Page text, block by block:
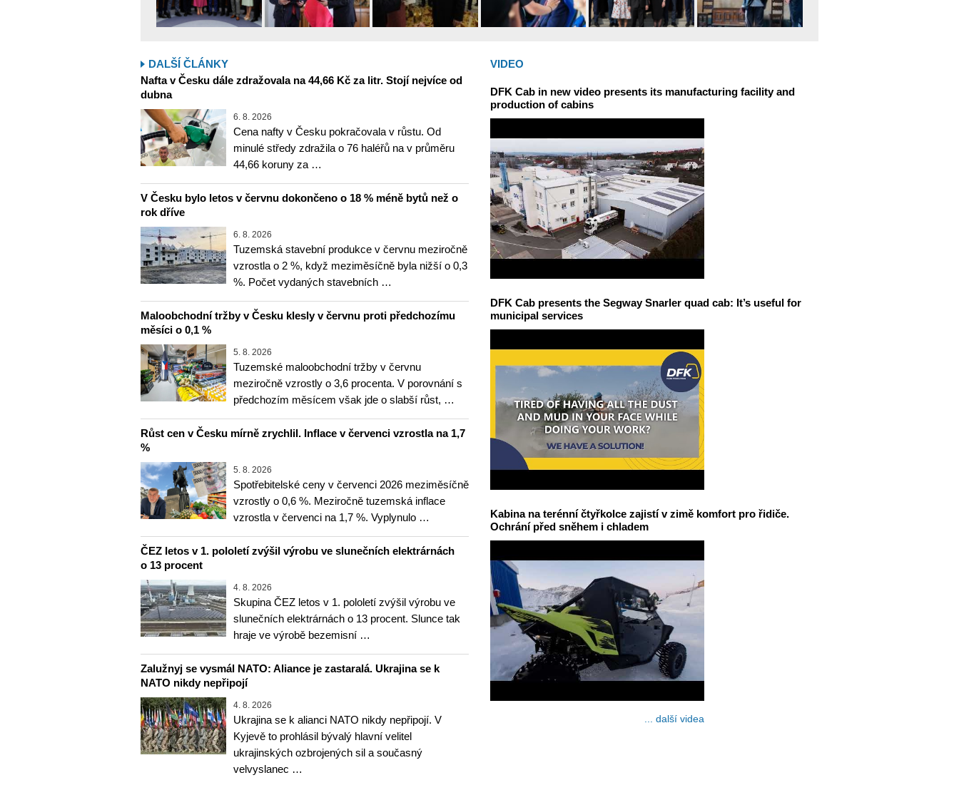
DALŠÍ ČLÁNKY
Nafta v Česku dále zdražovala na 44,66 Kč za litr. Stojí nejvíce od
dubna
6. 8. 2026
Cena nafty v Česku pokračovala v růstu. Od
minulé středy zdražila o 76 haléřů na v průměru
44,66 koruny za …
V Česku bylo letos v červnu dokončeno o 18 % méně bytů než o
rok dříve
6. 8. 2026
Tuzemská stavební produkce v červnu meziročně
vzrostla o 2 %, když meziměsíčně byla nižší o 0,3
%. Počet vydaných stavebních …
Maloobchodní tržby v Česku klesly v červnu proti předchozímu
měsíci o 0,1 %
5. 8. 2026
Tuzemské maloobchodní tržby v červnu
meziročně vzrostly o 3,6 procenta. V porovnání s
předchozím měsícem však jde o slabší růst, …
Růst cen v Česku mírně zrychlil. Inflace v červenci vzrostla na 1,7
%
5. 8. 2026
Spotřebitelské ceny v červenci 2026 meziměsíčně
vzrostly o 0,6 %. Meziročně tuzemská inflace
vzrostla v červenci na 1,7 %. Vyplynulo …
ČEZ letos v 1. pololetí zvýšil výrobu ve slunečních elektrárnách
o 13 procent
4. 8. 2026
Skupina ČEZ letos v 1. pololetí zvýšil výrobu ve
slunečních elektrárnách o 13 procent. Slunce tak
hraje ve výrobě bezemisní …
Zalužnyj se vysmál NATO: Aliance je zastaralá. Ukrajina se k
NATO nikdy nepřipojí
4. 8. 2026
Ukrajina se k alianci NATO nikdy nepřipojí. V
Kyjevě to prohlásil bývalý hlavní velitel
ukrajinských ozbrojených sil a současný
velvyslanec …
VIDEO
DFK Cab in new video presents its manufacturing facility and
production of cabins
DFK Cab presents the Segway Snarler quad cab: It’s useful for
municipal services
Kabina na terénní čtyřkolce zajistí v zimě komfort pro řidiče.
Ochrání před sněhem i chladem
... další videa